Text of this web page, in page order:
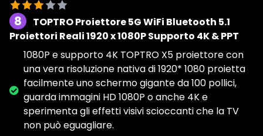
8
TOPTRO Proiettore 5G WiFi Bluetooth 5.1
Proiettori Reali 1920 x 1080P Supporto 4K & PPT
1080P e supporto 4K TOPTRO X5 proiettore con
una vera risoluzione nativa di 1920* 1080 proietta
facilmente uno schermo gigante da 100 pollici,
guarda immagini HD 1080P o anche 4K e
sperimenta gli effetti visivi scioccanti che la TV
non può eguagliare.